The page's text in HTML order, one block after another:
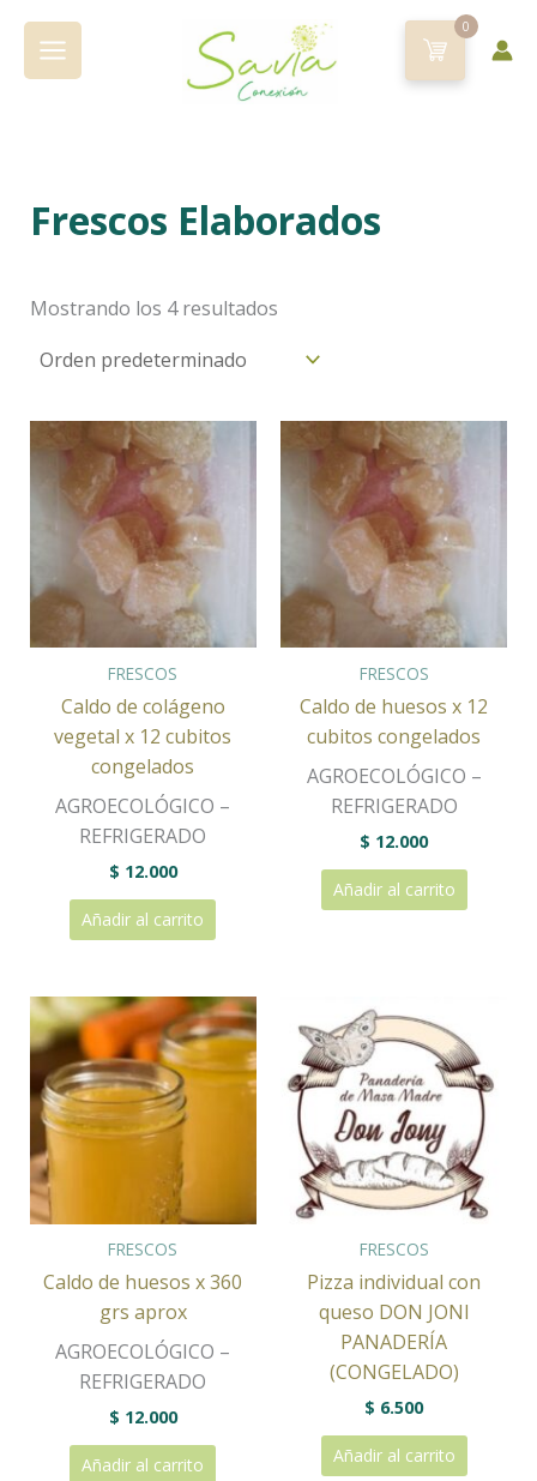
contenido
Frescos Elaborados
Mostrando los 4 resultados
FRESCOS
Caldo de colágeno
vegetal x 12 cubitos
congelados
AGROECOLÓGICO –
REFRIGERADO
$ 12.000
Añadir al carrito
FRESCOS
Caldo de huesos x 12
cubitos congelados
AGROECOLÓGICO –
REFRIGERADO
$ 12.000
Añadir al carrito
FRESCOS
Caldo de huesos x 360
grs aprox
AGROECOLÓGICO –
REFRIGERADO
$ 12.000
Añadir al carrito
FRESCOS
Pizza individual con
queso DON JONI
PANADERÍA
(CONGELADO)
$ 6.500
Añadir al carrito
0